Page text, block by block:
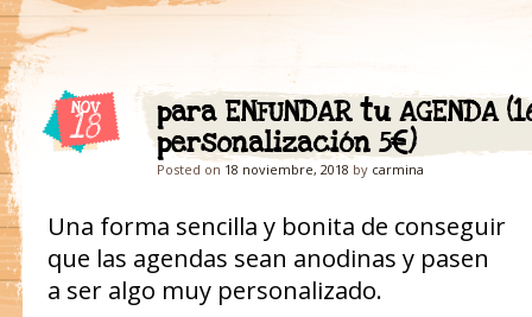
NOV
18
para ENFUNDAR tu AGENDA
personalización 5€)
Posted on 18 noviembre, 2018 by carmina
Una forma sencilla y bonita de conseguir
que las agendas sean anodinas y pasen
a ser algo muy personalizado.